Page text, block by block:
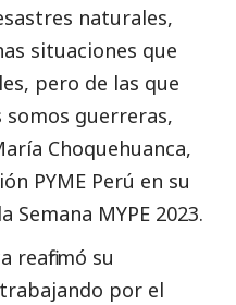
naturales,
situaciones que
pero de las que
somos guerreras,
Choquehuanca,
PYME Perú en su
Semana MYPE 2023.
reafirmó su
por el